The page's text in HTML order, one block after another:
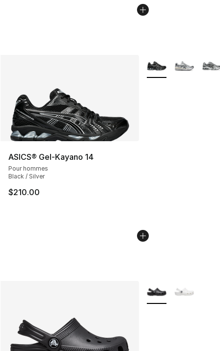
ASICS® Gel-Kayano 14
Pour hommes
Black / Silver
$210.00
Plus de couleurs
Plus de couleurs